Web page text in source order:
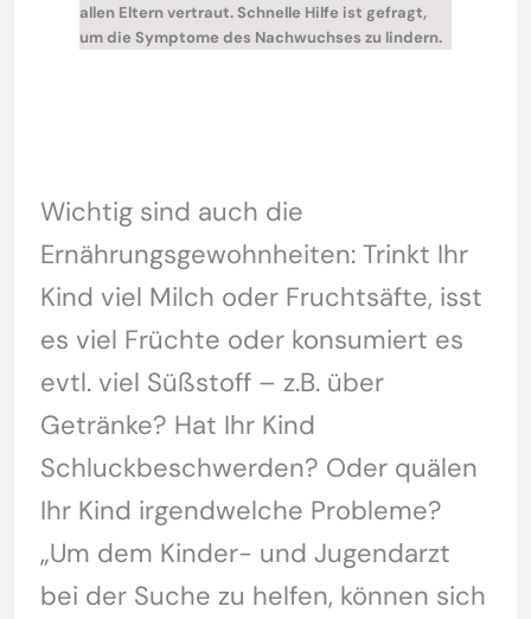
allen Eltern vertraut. Schnelle Hilfe ist gefragt,
um die Symptome des Nachwuchses zu lindern.
Wichtig sind auch die
Ernährungsgewohnheiten: Trinkt Ihr
Kind viel Milch oder Fruchtsäfte, isst
es viel Früchte oder konsumiert es
evtl. viel Süßstoff – z.B. über
Getränke? Hat Ihr Kind
Schluckbeschwerden? Oder quälen
Ihr Kind irgendwelche Probleme?
„Um dem Kinder- und Jugendarzt
bei der Suche zu helfen, können sich